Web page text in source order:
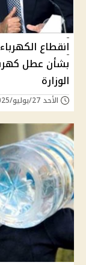
انقطاع
بشأن عطل
الوزارة
الأحد 27/يوليو/2025 - 12:55 م